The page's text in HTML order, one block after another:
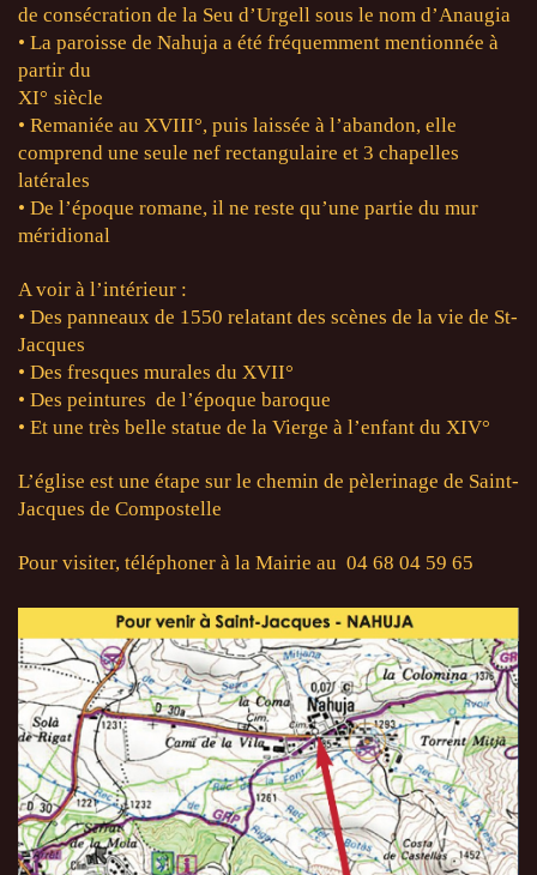
de consécration de la Seu d’Urgell sous le nom d’Anaugia
• La paroisse de Nahuja a été fréquemment mentionnée à
partir du
XI° siècle
• Remaniée au XVIII°, puis laissée à l’abandon, elle
comprend une seule nef rectangulaire et 3 chapelles
latérales
• De l’époque romane, il ne reste qu’une partie du mur
méridional
A voir à l’intérieur :
• Des panneaux de 1550 relatant des scènes de la vie de St-
Jacques
• Des fresques murales du XVII°
• Des peintures de l’époque baroque
• Et une très belle statue de la Vierge à l’enfant du XIV°
L’église est une étape sur le chemin de pèlerinage de Saint-
Jacques de Compostelle
Pour visiter, téléphoner à la Mairie au 04 68 04 59 65